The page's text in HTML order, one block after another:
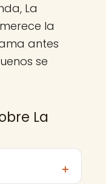
La
la
antes
se
La